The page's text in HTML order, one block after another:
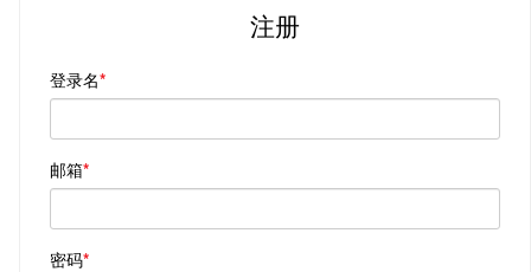
注册
登录名
邮箱
密码